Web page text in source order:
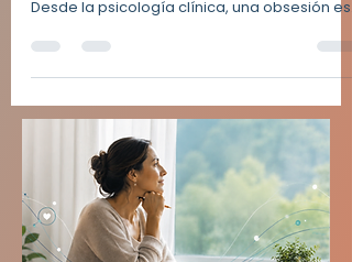
La Obsesión: El verdadero origen emocional
La obsesión no es solo “ pensar mucho ”.
un pensamiento intrusivo , recurrente y
cargado de ansiedad que la persona siente
difícil de controlar. Aunque funciona como un
intento de proteger, consume energía
emocional y afecta la vida cotidiana y las
relaciones familiares. ¿Qué entendemos por
obsesión? En términos psicológicos,
hablamos de pensamientos persistentes e
intrusivos que generan